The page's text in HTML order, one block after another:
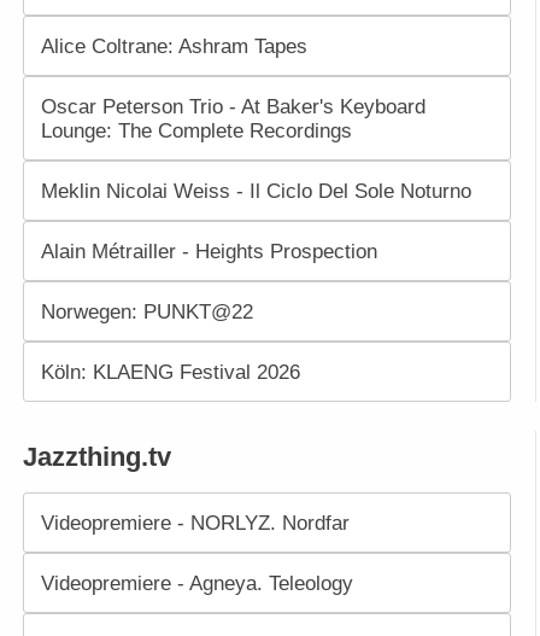
Alice Coltrane: Ashram Tapes
Oscar Peterson Trio - At Baker's Keyboard
Lounge: The Complete Recordings
Meklin Nicolai Weiss - Il Ciclo Del Sole Noturno
Alain Métrailler - Heights Prospection
Norwegen: PUNKT@22
Köln: KLAENG Festival 2026
Jazzthing.tv
Videopremiere - NORLYZ. Nordfar
Videopremiere - Agneya. Teleology